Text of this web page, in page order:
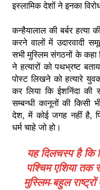
इस्लामिक देशों ने इनका
कन्हैयालाल की बर्बर हत्या
करने वालों में उदारवादी
सभी मुस्लिम संगठनों के कहा
ने हत्यारों को पथभ्रष्ट
पोस्ट लिखने को हत्यारे
कर लिया कि ईशनिंदा की
सम्बन्धी कानूनों की किसी
देश, में कोई जगह नहीं है,
धर्म चाहे जो हो।
यह दिलचस्प है कि
पश्चिम एशिया तक
मुस्लिम-बहुल